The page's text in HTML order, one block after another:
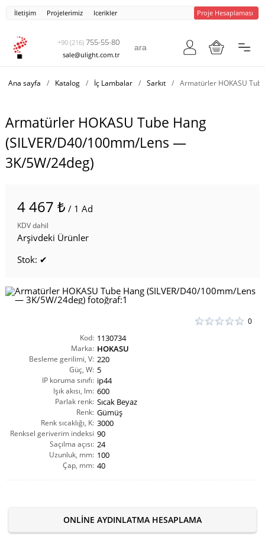
İletişim Projelerimiz Icerikler Proje Hesaplaması
+90 (216) 755-55-80
sale@ulight.com.tr
Ana sayfa / Katalog / İç Lambalar / Sarkıt / Armatürler HOKASU
Armatürler HOKASU Tube Hang
(SILVER/D40/100mm/Lens —
3K/5W/24deg)
4 467 ₺ / 1 Ad
KDV dahil
Arşivdeki Ürünler
Stok: ✔
0
Kod: 1130734
Marka: HOKASU
Besleme gerilimi, V: 220
Güç, W: 5
IP koruma sınıfı: ip44
Işık akısı, lm: 600
Parlak renk: Sıcak Beyaz
Renk: Gümüş
Renk sıcaklığı, K: 3000
Renksel geriverim indeksi
CRI(Ra):
90
Saçılma açısı: 24
Uzunluk, mm: 100
Çap, mm: 40
ONLINE AYDINLATMA HESAPLAMA